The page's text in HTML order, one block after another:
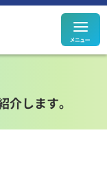
メ
預金
します。